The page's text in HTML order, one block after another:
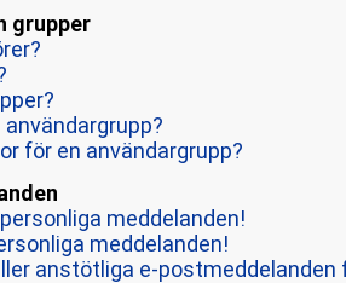
grupper
användargrupp?
för en användargrupp?
meddelanden!
meddelanden!
anstötliga e-postmeddelanden